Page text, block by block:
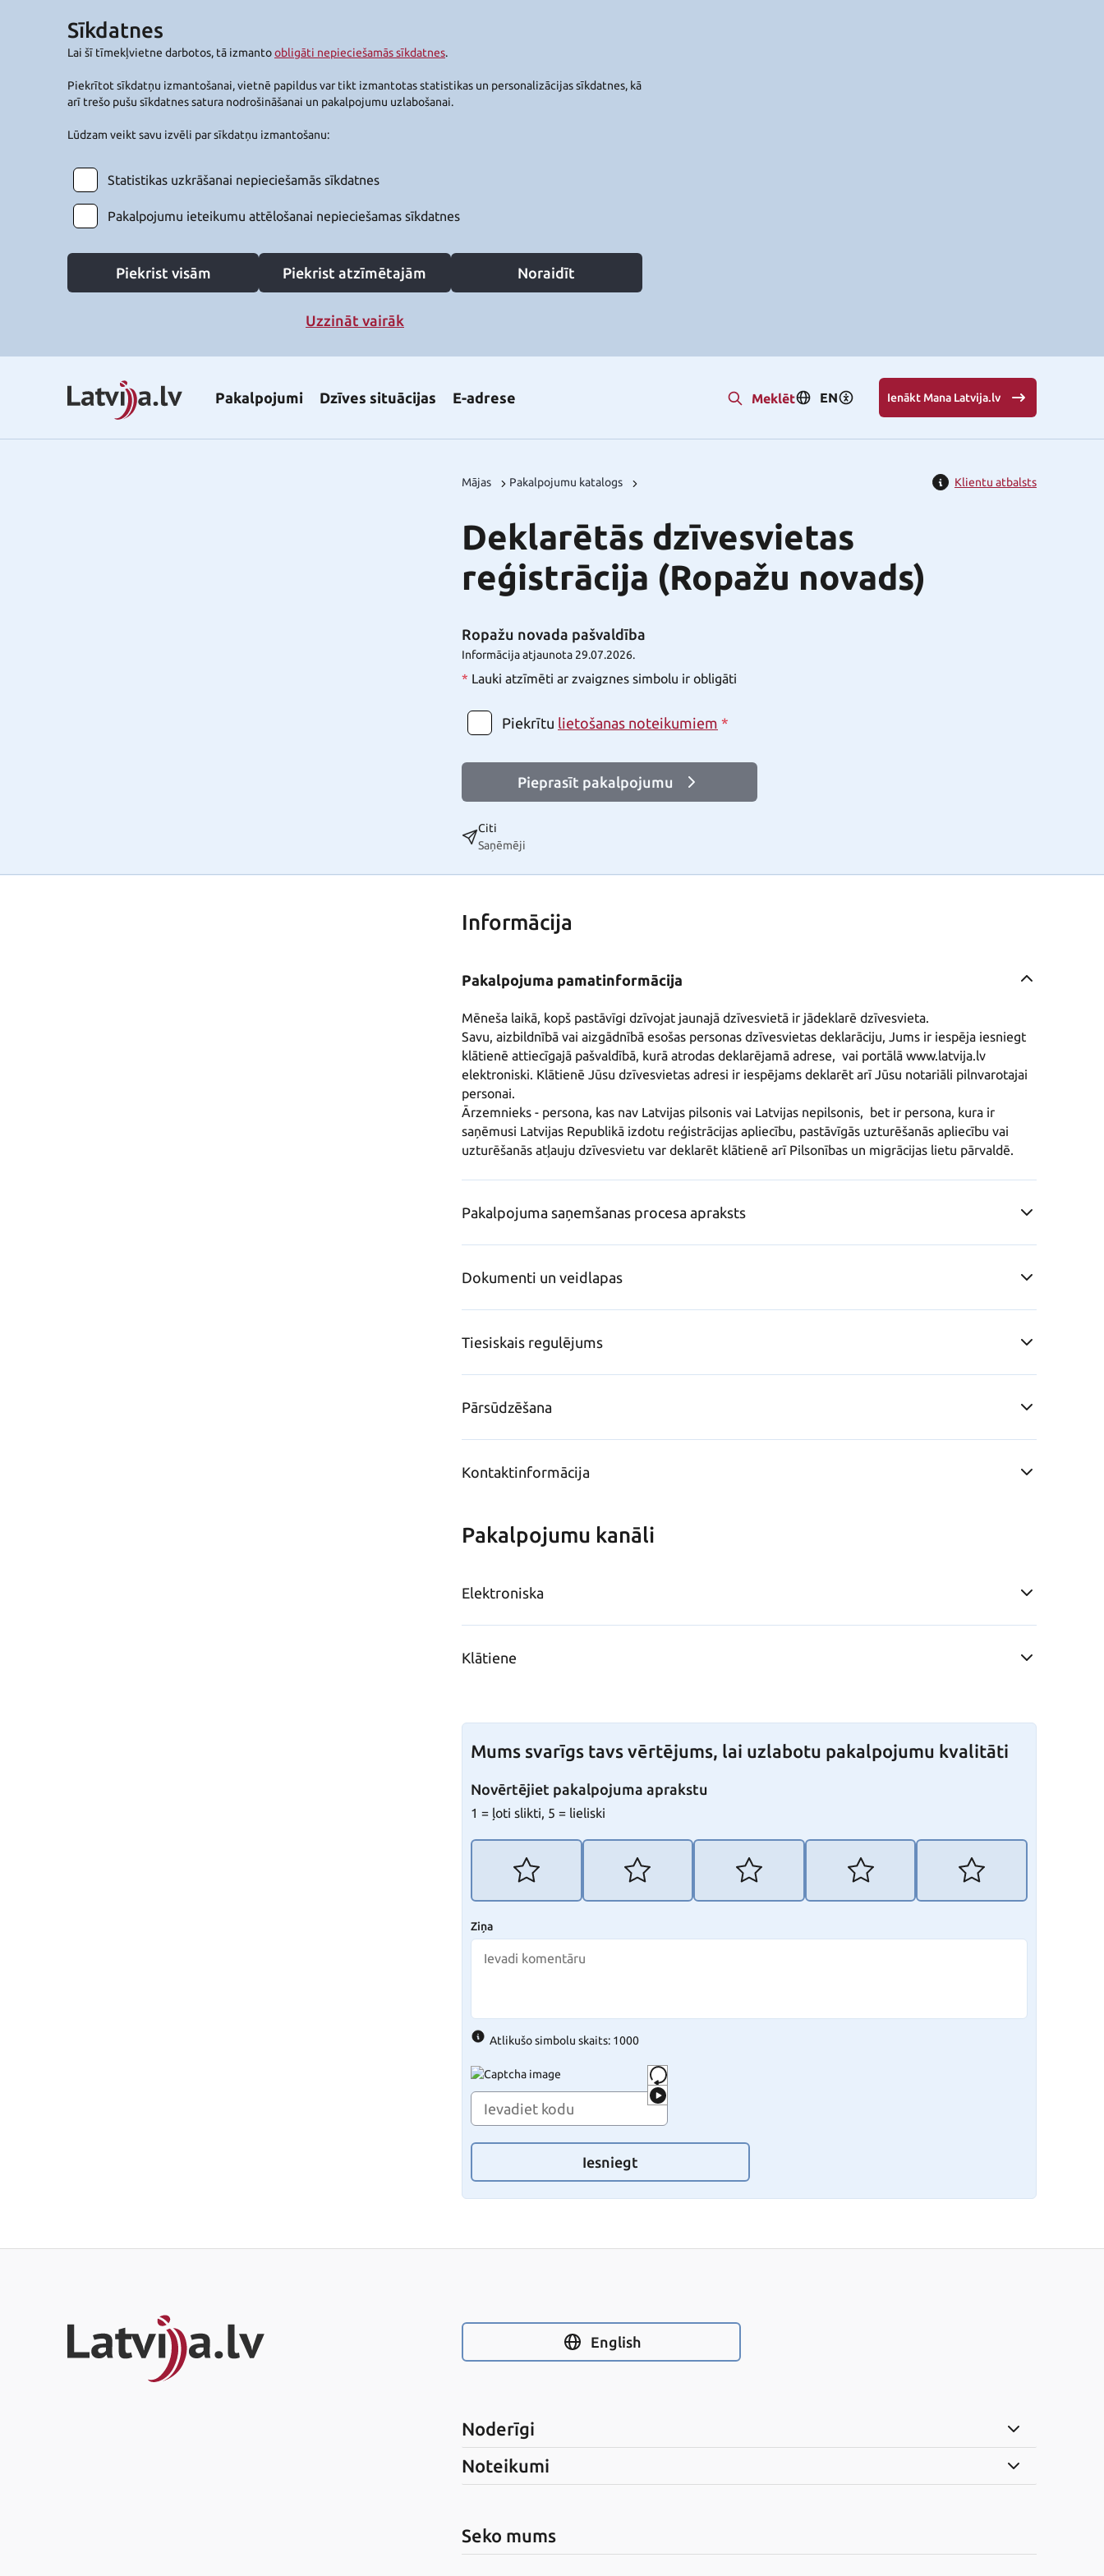
Sīkdatnes
Lai šī tīmekļvietne darbotos, tā izmantoobligāti nepieciešamās sīkdatnes.
Piekrītot sīkdatņu izmantošanai, vietnē papildus var tikt izmantotas statistikas un personalizācijas sīkdatnes, kā
arī trešo pušu sīkdatnes satura nodrošināšanai un pakalpojumu uzlabošanai.
Lūdzam veikt savu izvēli par sīkdatņu izmantošanu:
Statistikas uzkrāšanai nepieciešamās sīkdatnes
Pakalpojumu ieteikumu attēlošanai nepieciešamas sīkdatnes
Piekrist visām Piekrist atzīmētajām Noraidīt
Uzzināt vairāk
Pakalpojumi Dzīves situācijas E-adrese Meklēt EN Ienākt Mana Latvija.lv
Mājas Pakalpojumu katalogs Klientu atbalsts
Deklarētās dzīvesvietas
reģistrācija (Ropažu novads)
Ropažu novada pašvaldība
Informācija atjaunota 29.07.2026.
* Lauki atzīmēti ar zvaigznes simbolu ir obligāti
Piekrītu lietošanas noteikumiem *
Pieprasīt pakalpojumu
Citi
Saņēmēji
Informācija
Pakalpojuma pamatinformācija
Mēneša laikā, kopš pastāvīgi dzīvojat jaunajā dzīvesvietā ir jādeklarē dzīvesvieta.
Savu, aizbildnībā vai aizgādnībā esošas personas dzīvesvietas deklarāciju, Jums ir iespēja iesniegt
klātienē attiecīgajā pašvaldībā, kurā atrodas deklarējamā adrese,  vai portālā www.latvija.lv
elektroniski. Klātienē Jūsu dzīvesvietas adresi ir iespējams deklarēt arī Jūsu notariāli pilnvarotajai
personai.
Ārzemnieks - persona, kas nav Latvijas pilsonis vai Latvijas nepilsonis,  bet ir persona, kura ir
saņēmusi Latvijas Republikā izdotu reģistrācijas apliecību, pastāvīgās uzturēšanās apliecību vai
uzturēšanās atļauju dzīvesvietu var deklarēt klātienē arī Pilsonības un migrācijas lietu pārvaldē.
Pakalpojuma saņemšanas procesa apraksts
Dokumenti un veidlapas
Tiesiskais regulējums
Pārsūdzēšana
Kontaktinformācija
Pakalpojumu kanāli
Elektroniska
Klātiene
Mums svarīgs tavs vērtējums, lai uzlabotu pakalpojumu kvalitāti
Novērtējiet pakalpojuma aprakstu
1 = ļoti slikti, 5 = lieliski
Ziņa
Atlikušo simbolu skaits: 1000
Iesniegt
English
Noderīgi
Noteikumi
Seko mums